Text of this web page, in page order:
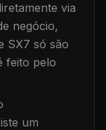
via
negócio,
SX7 só são
feito pelo
um